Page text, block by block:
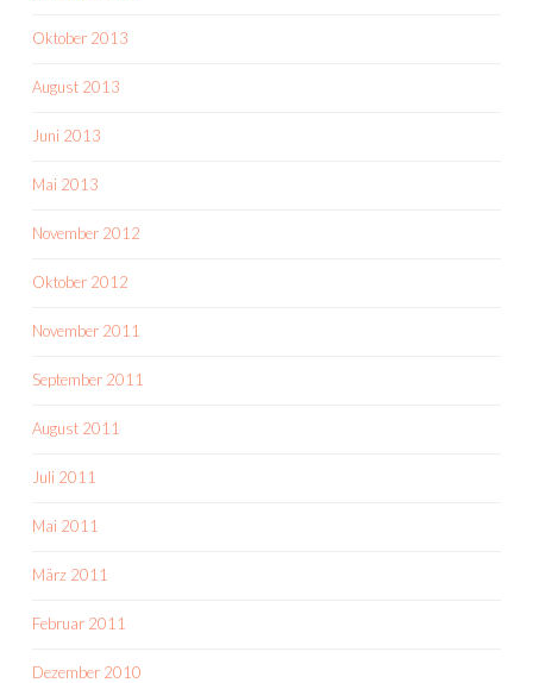
Oktober 2013
August 2013
Juni 2013
Mai 2013
November 2012
Oktober 2012
November 2011
September 2011
August 2011
Juli 2011
Mai 2011
März 2011
Februar 2011
Dezember 2010